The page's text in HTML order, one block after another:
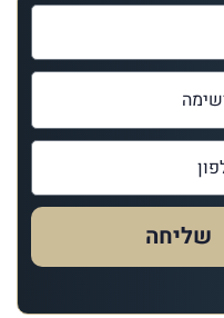
שליחה